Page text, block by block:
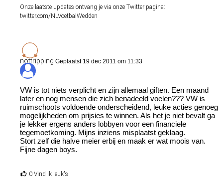
Onze laatste updates ontvang je via onze Twitter pagina:
twitter.com/NLVoetbalWedden
nottripping Geplaatst 19 dec 2011 om 11:33
VW is tot niets verplicht en zijn allemaal giften. Een maand
later en nog mensen die zich benadeeld voelen??? VW is
ruimschoots voldoende onderscheidend, leuke acties genoeg
mogelijkheden om prijsies te winnen. Als het je niet bevalt ga
je lekker ergens anders lobbyen voor een financiele
tegemoetkoming. Mijns inziens misplaatst geklaag.
Stort zelf die halve meier erbij en maak er wat moois van.
Fijne dagen boys.
0 Vind ik leuk's